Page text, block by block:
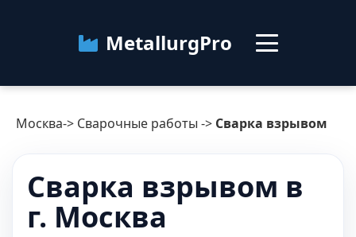
MetallurgPro
Москва
Блог
Москва-> Сварочные работы -> Сварка взрывом
Сварка взрывом в
г. Москва